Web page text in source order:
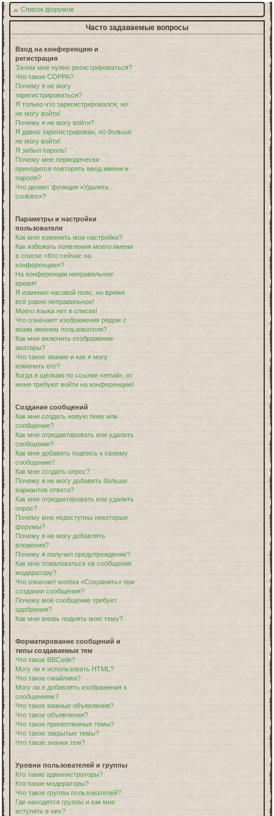
Список форумов
Часто задаваемые вопросы
Вход на конференцию и
регистрация
Зачем мне нужно регистрироваться?
Что такое COPPA?
Почему я не могу
зарегистрироваться?
Я только что зарегистрировался, но
не могу войти!
Почему я не могу войти?
Я давно зарегистрирован, но больше
не могу войти!
Я забыл пароль!
Почему мне периодически
приходится повторять ввод имени и
пароля?
Что делает функция «Удалить
cookies»?
Параметры и настройки
пользователя
Как мне изменить мои настройки?
Как избежать появления моего имени
в списке «Кто сейчас на
конференции»?
На конференции неправильное
время!
Я изменил часовой пояс, но время
всё равно неправильное!
Моего языка нет в списке!
Что означают изображения рядом с
моим именем пользователя?
Как мне включить отображение
аватары?
Что такое звание и как я могу
изменить его?
Когда я щёлкаю по ссылке «email», от
меня требуют войти на конференцию!
Создание сообщений
Как мне создать новую тему или
сообщение?
Как мне отредактировать или удалить
сообщение?
Как мне добавить подпись к своему
сообщению?
Как мне создать опрос?
Почему я не могу добавить больше
вариантов ответа?
Как мне отредактировать или удалить
опрос?
Почему мне недоступны некоторые
форумы?
Почему я не могу добавлять
вложения?
Почему я получил предупреждение?
Как мне пожаловаться на сообщения
модератору?
Что означает кнопка «Сохранить» при
создании сообщения?
Почему моё сообщение требует
одобрения?
Как мне вновь поднять мою тему?
Форматирование сообщений и
типы создаваемых тем
Что такое BBCode?
Могу ли я использовать HTML?
Что такое смайлики?
Могу ли я добавлять изображения к
сообщениям?
Что такое важные объявления?
Что такое объявления?
Что такое прилепленные темы?
Что такое закрытые темы?
Что такое значки тем?
Уровни пользователей и группы
Кто такие администраторы?
Кто такие модераторы?
Что такое группы пользователей?
Где находятся группы и как мне
вступить в них?